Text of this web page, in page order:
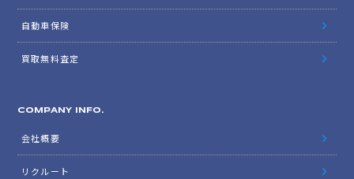
自動車保険
買取無料査定
COMPANY INFO.
会社概要
リクルート